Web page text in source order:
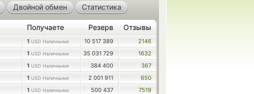
Двойной обмен Статистика
Получаете Резерв Отзывы
1 USD Наличными 10 517 389
2146
1 USD Наличными 35 031 729
1632
1 USD Наличными 384 400
367
1 USD Наличными 2 001 911
650
1 USD Наличными 500 437
7519